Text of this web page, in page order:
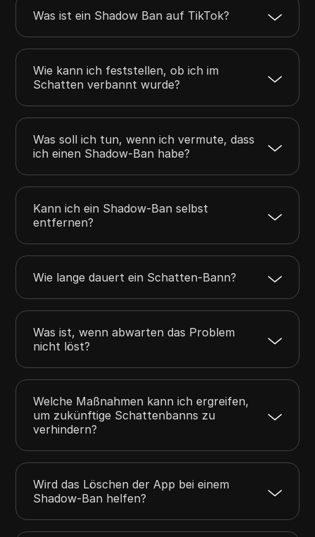
Was ist ein Shadow Ban auf TikTok?
Wie kann ich feststellen, ob ich im
Schatten verbannt wurde?
Was soll ich tun, wenn ich vermute, dass
ich einen Shadow-Ban habe?
Kann ich ein Shadow-Ban selbst
entfernen?
Wie lange dauert ein Schatten-Bann?
Was ist, wenn abwarten das Problem
nicht löst?
Welche Maßnahmen kann ich ergreifen,
um zukünftige Schattenbanns zu
verhindern?
Wird das Löschen der App bei einem
Shadow-Ban helfen?